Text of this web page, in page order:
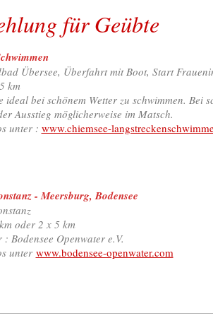
für Geübte
Übersee, Überfahrt mit Boot, Start
km
ideal bei schönem Wetter zu schwimmen. Bei
Ausstieg möglicherweise im Matsch.
unter : www.chiemsee-
- Meersburg, Bodensee
oder 2 x 5 km
: Bodensee Openwater e.V.
unter www.bodensee-openwater.com